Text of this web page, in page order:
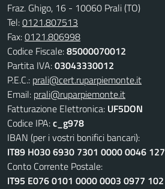
Fraz. Ghigo, 16 - 10060 Prali (TO)
Tel:0121.807513
Fax:0121.806998
Codice Fiscale:85000070012
Partita IVA:03043330012
P.E.C.: prali@cert.ruparpiemonte.it
Email: prali@ruparpiemonte.it
Fatturazione Elettronica: UF5DON
Codice IPA:c_g978
IBAN (per i vostri bonifici bancari):
IT89 H030 6930 7301 0000 0046 127
Conto Corrente Postale:
IT95 E076 0101 0000 0003 0977 102